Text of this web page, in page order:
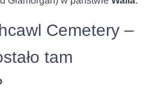
Cemetery –
tam